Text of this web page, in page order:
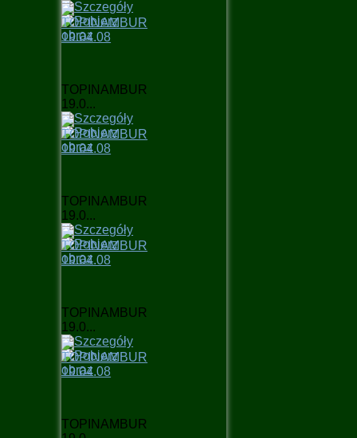
TOPINAMBUR
19.0...
TOPINAMBUR
19.0...
TOPINAMBUR
19.0...
TOPINAMBUR